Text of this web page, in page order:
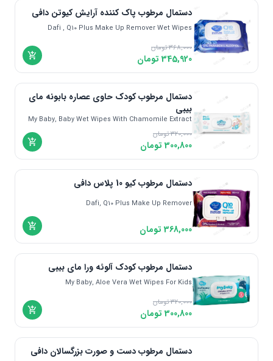
دستمال مرطوب پاک کننده آرایش کیوتن دافی
Dafi , Q10 Plus Make Up Remover Wet Wipes
368,000تومان
345,920 تومان
دستمال مرطوب کودک حاوی عصاره بابونه مای
بیبی
My Baby, Baby Wet Wipes With Chamomile Extract
320,000تومان
300,800 تومان
دستمال مرطوب کیو 10 پلاس دافی
Dafi, Q10 Plus Make Up Remover
368,000 تومان
دستمال مرطوب کودک آلوئه ورا مای بیبی
My Baby, Aloe Vera Wet Wipes For Kids
320,000تومان
300,800 تومان
دستمال مرطوب دست و صورت بزرگسالان دافی